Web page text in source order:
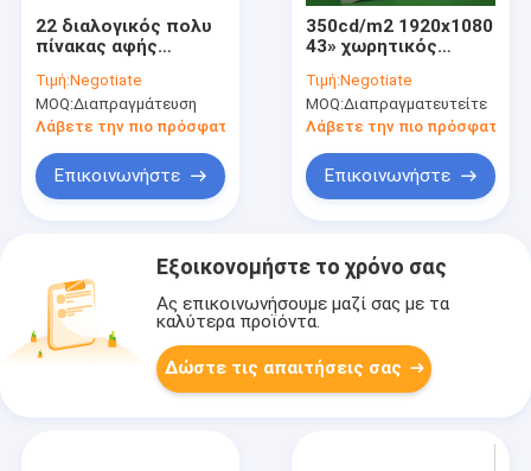
22 διαλογικός πολυ
πίνακας αφής
πίνακας οθόνης
αφής απόδειξης
νερού
Τιμή:Negotiate
MOQ:Διαπραγμάτευση
Λάβετε την πιο πρόσφατη τιμή
Επικοινωνήστε
350cd/m2 1920x1080
43» χωρητικός
αφής
Τιμή:Negotiate
MOQ:Διαπραγματευτείτε
Λάβετε την πιο πρόσφατη
Επικοινωνήστε
Εξοικονομήστε το χρόνο σας
Ας επικοινωνήσουμε μαζί σας με τα
καλύτερα προϊόντα.
Δώστε τις απαιτήσεις σας